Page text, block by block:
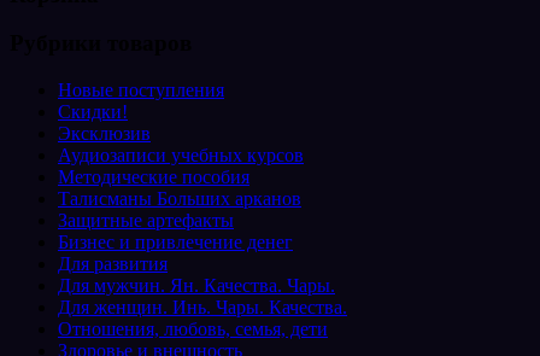
Новые поступления
Скидки!
Эксклюзив
Аудиозаписи учебных курсов
Методические пособия
Талисманы Больших арканов
Защитные артефакты
Бизнес и привлечение денег
Для развития
Для мужчин. Ян. Качества. Чары.
Для женщин. Инь. Чары. Качества.
Отношения, любовь, семья, дети
Здоровье и внешность